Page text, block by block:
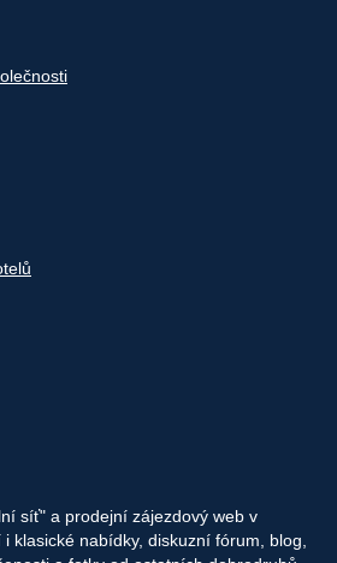
síť" a prodejní zájezdový web v
klasické nabídky, diskuzní fórum, blog,